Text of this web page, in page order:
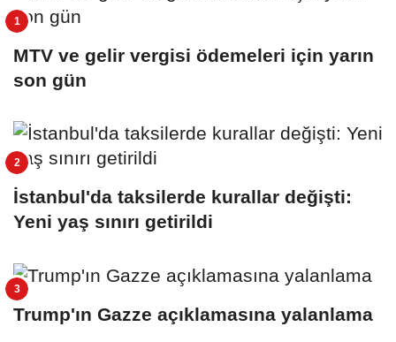
MTV ve gelir vergisi ödemeleri için yarın
son gün
İstanbul'da taksilerde kurallar değişti:
Yeni yaş sınırı getirildi
Trump'ın Gazze açıklamasına yalanlama